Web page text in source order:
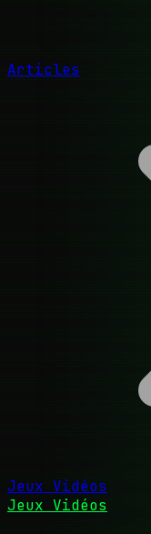
Articles
Jeux Vidéos
Jeux Vidéos